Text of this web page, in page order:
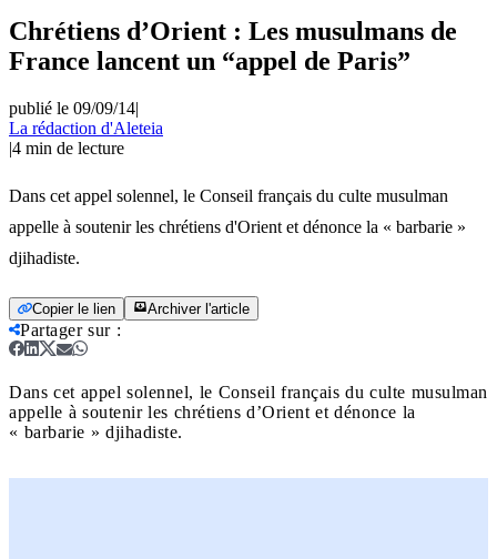
Chrétiens d’Orient : Les musulmans de
France lancent un “appel de Paris”
publié le 09/09/14|
La rédaction d'Aleteia
|4 min de lecture
Dans cet appel solennel, le Conseil français du culte musulman
appelle à soutenir les chrétiens d'Orient et dénonce la « barbarie »
djihadiste.
Copier le lien Archiver l'article
Partager sur:
Dans cet appel solennel, le Conseil français du culte musulman
appelle à soutenir les chrétiens d’Orient et dénonce la
« barbarie » djihadiste.